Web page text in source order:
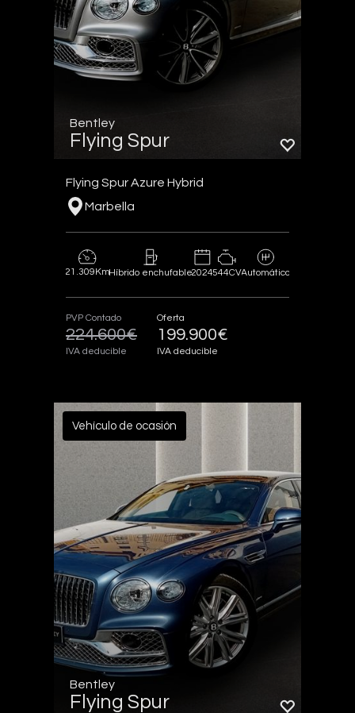
Bentley
Flying Spur
Flying Spur Azure Hybrid
Marbella
21.309KmHíbrido enchufable2024544CVAutomático
PVP Contado
224.600€
IVA deducible
Oferta
199.900€
IVA deducible
Vehículo de ocasión
Bentley
Flying Spur